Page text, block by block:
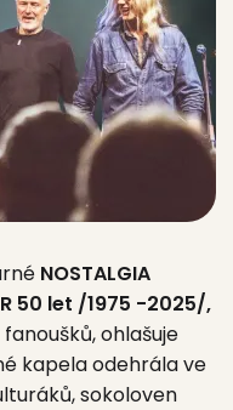
NOSTALGIA
50 let /1975 -2025/,
ohlašuje
kapela odehrála ve
sokoloven